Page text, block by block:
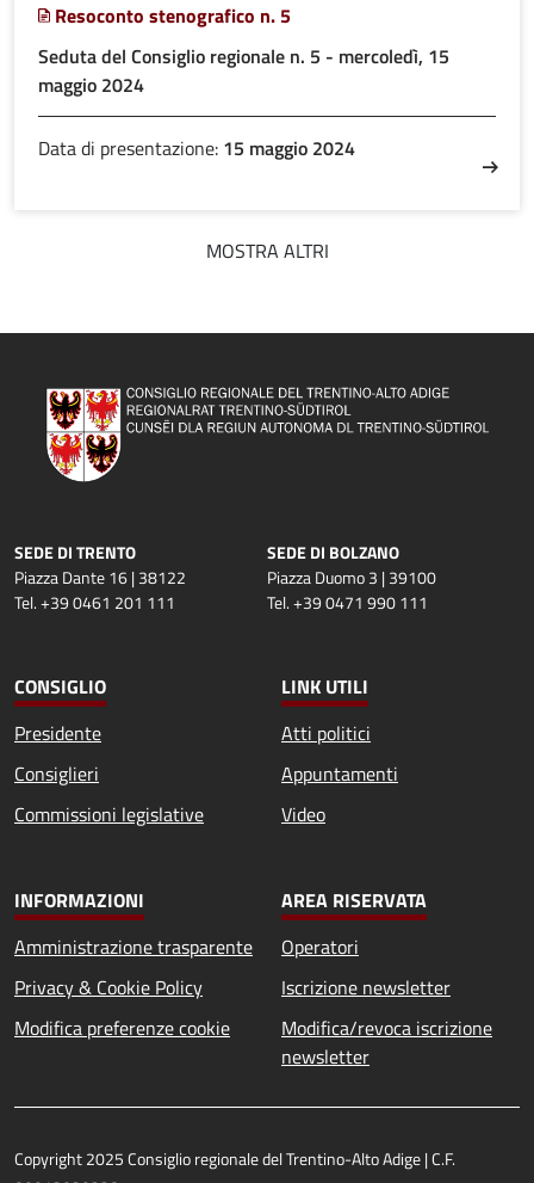
Resoconto stenografico n. 5
Seduta del Consiglio regionale n. 5 - mercoledì, 15
maggio 2024
Data di presentazione: 15 maggio 2024
MOSTRA ALTRI
SEDE DI TRENTO
Piazza Dante 16 | 38122
Tel. +39 0461 201 111
SEDE DI BOLZANO
Piazza Duomo 3 | 39100
Tel. +39 0471 990 111
CONSIGLIO
Presidente
Consiglieri
Commissioni legislative
LINK UTILI
Atti politici
Appuntamenti
Video
INFORMAZIONI
Amministrazione trasparente
Privacy & Cookie Policy
Modifica preferenze cookie
AREA RISERVATA
Operatori
Iscrizione newsletter
Modifica/revoca iscrizione
newsletter
Copyright 2025 Consiglio regionale del Trentino-Alto Adige | C.F.